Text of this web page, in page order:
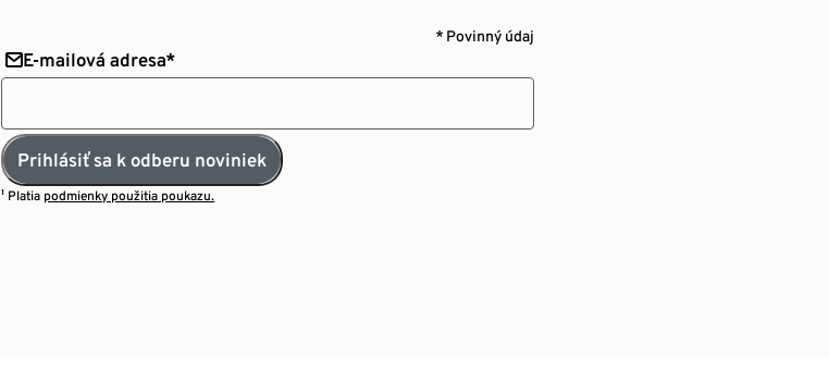
* Povinný údaj
E-mailová adresa*
Prihlásiť sa k odberu noviniek
¹ Platia podmienky použitia poukazu.